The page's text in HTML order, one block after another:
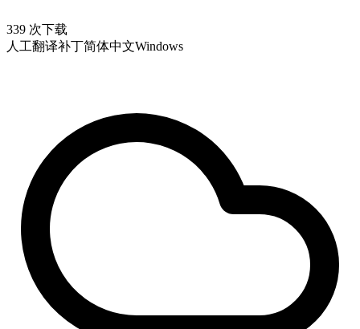
339 次下载
人工翻译补丁简体中文Windows